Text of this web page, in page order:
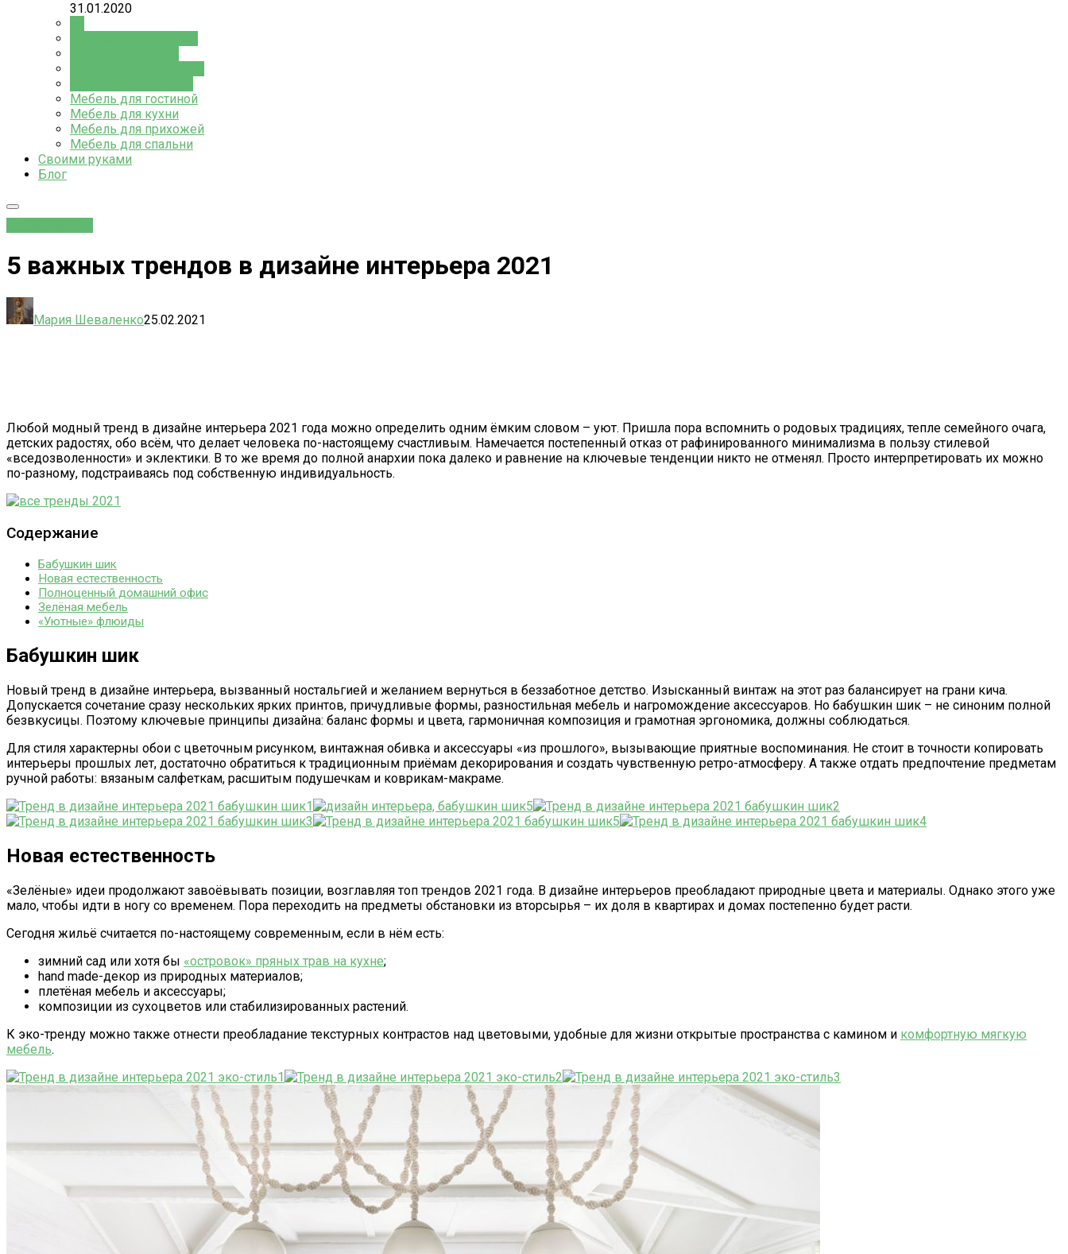
31.01.2020
Мебель для гостиной
Мебель для кухни
Мебель для прихожей
Мебель для спальни
Своими руками
Блог
5 важных трендов в дизайне интерьера 2021
Мария Шеваленко25.02.2021
Любой модный тренд в дизайне интерьера 2021 года можно определить одним ёмким словом – уют. Пришла пора вспомнить о родовых традициях, тепле семейного очага,
детских радостях, обо всём, что делает человека по-настоящему счастливым. Намечается постепенный отказ от рафинированного минимализма в пользу стилевой
«вседозволенности» и эклектики. В то же время до полной анархии пока далеко и равнение на ключевые тенденции никто не отменял. Просто интерпретировать их можно
по-разному, подстраиваясь под собственную индивидуальность.
Содержание
Бабушкин шик
Новая естественность
Полноценный домашний офис
Зелёная мебель
«Уютные» флюиды
Бабушкин шик
Новый тренд в дизайне интерьера, вызванный ностальгией и желанием вернуться в беззаботное детство. Изысканный винтаж на этот раз балансирует на грани кича.
Допускается сочетание сразу нескольких ярких принтов, причудливые формы, разностильная мебель и нагромождение аксессуаров. Но бабушкин шик – не синоним полной
безвкусицы. Поэтому ключевые принципы дизайна: баланс формы и цвета, гармоничная композиция и грамотная эргономика, должны соблюдаться.
Для стиля характерны обои с цветочным рисунком, винтажная обивка и аксессуары «из прошлого», вызывающие приятные воспоминания. Не стоит в точности копировать
интерьеры прошлых лет, достаточно обратиться к традиционным приёмам декорирования и создать чувственную ретро-атмосферу. А также отдать предпочтение предметам
ручной работы: вязаным салфеткам, расшитым подушечкам и коврикам-макраме.
Новая естественность
«Зелёные» идеи продолжают завоёвывать позиции, возглавляя топ трендов 2021 года. В дизайне интерьеров преобладают природные цвета и материалы. Однако этого уже
мало, чтобы идти в ногу со временем. Пора переходить на предметы обстановки из вторсырья – их доля в квартирах и домах постепенно будет расти.
Сегодня жильё считается по-настоящему современным, если в нём есть:
зимний сад или хотя бы «островок» пряных трав на кухне;
hand made-декор из природных материалов;
плетёная мебель и аксессуары;
композиции из сухоцветов или стабилизированных растений.
К эко-тренду можно также отнести преобладание текстурных контрастов над цветовыми, удобные для жизни открытые пространства с камином и комфортную мягкую
мебель.